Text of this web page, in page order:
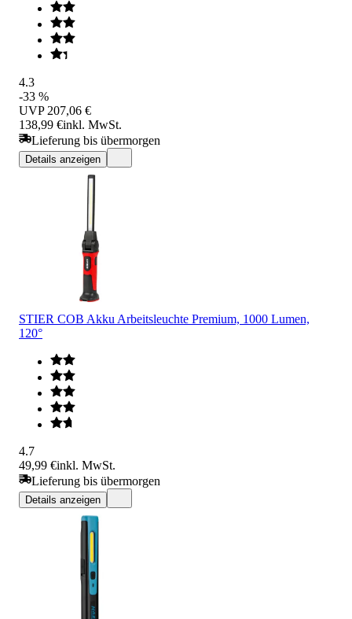
4.3
-33 %
UVP 207,06 €
138,99 €inkl. MwSt.
Lieferung bis übermorgen
Details anzeigen
STIER COB Akku Arbeitsleuchte Premium, 1000 Lumen,
120°
4.7
49,99 €inkl. MwSt.
Lieferung bis übermorgen
Details anzeigen